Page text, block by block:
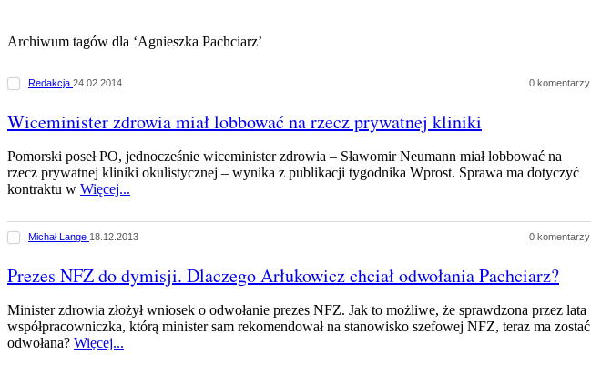
Archiwum tagów dla ‘Agnieszka Pachciarz’
Redakcja 24.02.2014 0 komentarzy
Wiceminister zdrowia miał lobbować na rzecz prywatnej kliniki
Pomorski poseł PO, jednocześnie wiceminister zdrowia – Sławomir Neumann miał lobbować na
rzecz prywatnej kliniki okulistycznej – wynika z publikacji tygodnika Wprost. Sprawa ma dotyczyć
kontraktu w Więcej...
Michał Lange 18.12.2013 0 komentarzy
Prezes NFZ do dymisji. Dlaczego Arłukowicz chciał odwołania Pachciarz?
Minister zdrowia złożył wniosek o odwołanie prezes NFZ. Jak to możliwe, że sprawdzona przez lata
współpracowniczka, którą minister sam rekomendował na stanowisko szefowej NFZ, teraz ma zostać
odwołana? Więcej...